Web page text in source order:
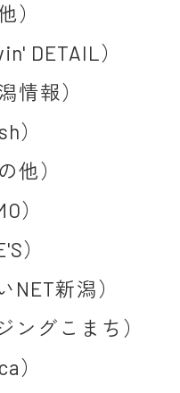
）
DETAIL）
情報）
）
他）
）
）
NET新潟）
ングこまち）
）